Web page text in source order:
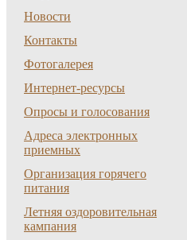
Новости
Контакты
Фотогалерея
Интернет-ресурсы
Опросы и голосования
Адреса электронных
приемных
Организация горячего
питания
Летняя оздоровительная
кампания